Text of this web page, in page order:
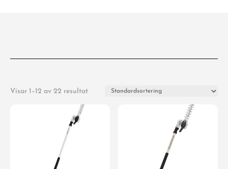
Visar 1–12 av 22 resultat